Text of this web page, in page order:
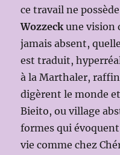
ce travail ne
Wozzeckune vision
jamais absent,
est traduit,
à la Marthaler,
digèrent le monde
Bieito, ou village
formes qui
vie comme chez